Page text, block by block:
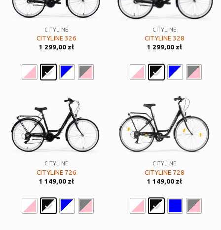
CITYLINE
CITYLINE 326
1 299,00 zł
CITYLINE
CITYLINE 328
1 299,00 zł
CITYLINE
CITYLINE 726
1 149,00 zł
CITYLINE
CITYLINE 728
1 149,00 zł